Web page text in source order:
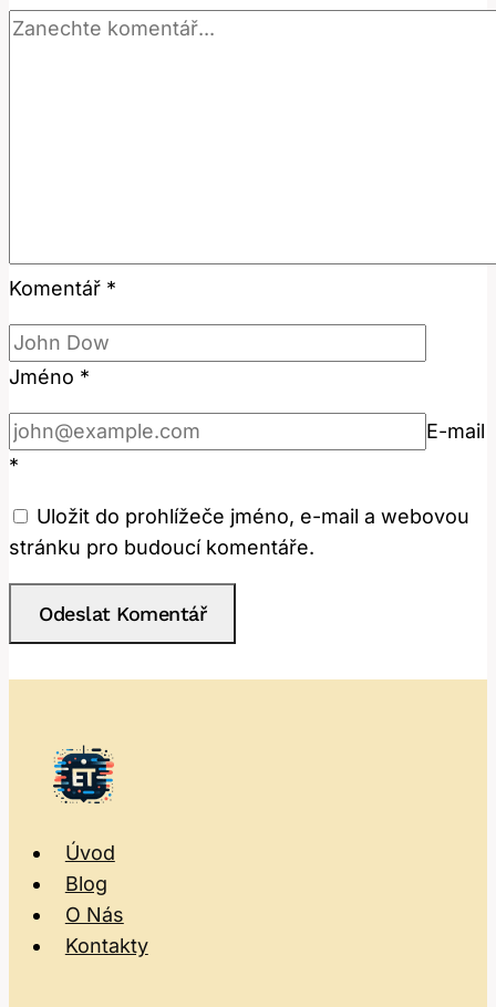
Komentář *
Jméno *
E-mail
*
Uložit do prohlížeče jméno, e-mail a webovou
stránku pro budoucí komentáře.
Úvod
Blog
O Nás
Kontakty